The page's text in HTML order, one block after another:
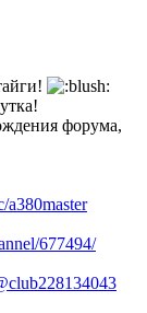
форума,
a380master
677494/